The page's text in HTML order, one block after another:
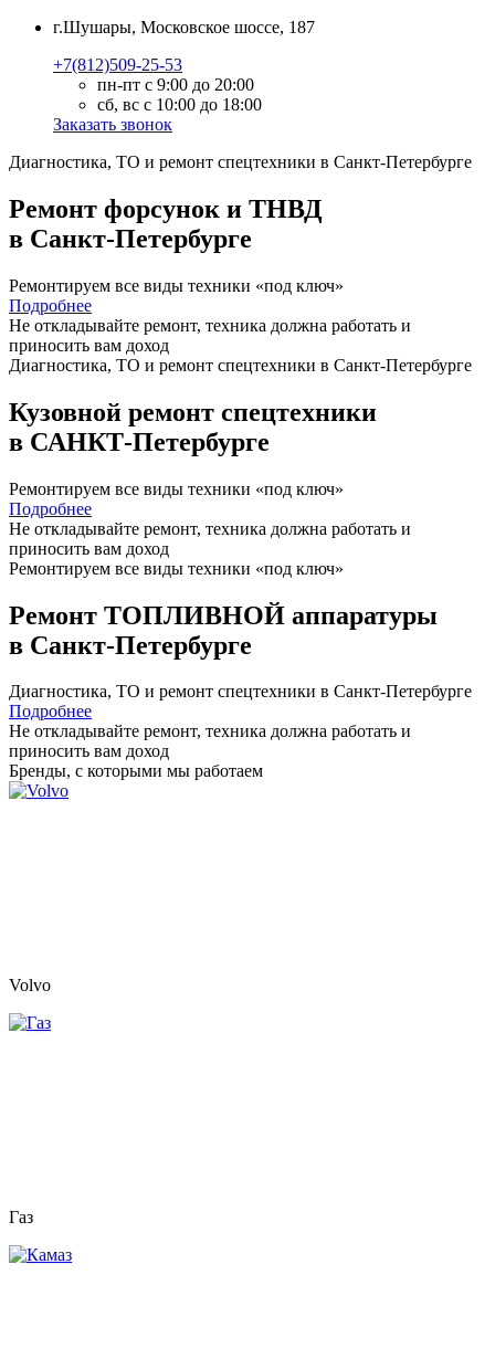
г.Шушары, Московское шоссе, 187
+7(812)509-25-53
пн-пт с 9:00 до 20:00
сб, вс с 10:00 до 18:00
Заказать звонок
Диагностика, ТО и ремонт спецтехники в Санкт-Петербурге
Ремонт форсунок и ТНВД
в Санкт-Петербурге
Ремонтируем все виды техники «под ключ»
Подробнее
Не откладывайте ремонт, техника должна работать и
приносить вам доход
Диагностика, ТО и ремонт спецтехники в Санкт-Петербурге
Кузовной ремонт спецтехники
в САНКТ-Петербурге
Ремонтируем все виды техники «под ключ»
Подробнее
Не откладывайте ремонт, техника должна работать и
приносить вам доход
Ремонтируем все виды техники «под ключ»
Ремонт ТОПЛИВНОЙ аппаратуры
в Санкт-Петербурге
Диагностика, ТО и ремонт спецтехники в Санкт-Петербурге
Подробнее
Не откладывайте ремонт, техника должна работать и
приносить вам доход
Бренды, с которыми мы работаем
Volvo
Газ